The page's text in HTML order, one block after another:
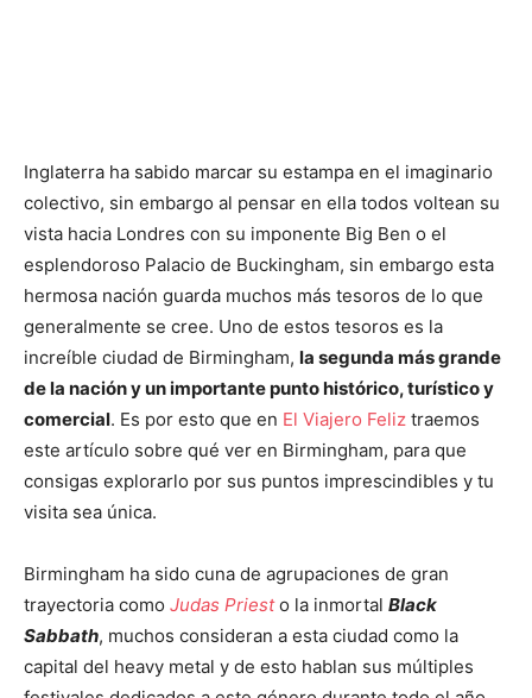
Inglaterra ha sabido marcar su estampa en el imaginario
colectivo, sin embargo al pensar en ella todos voltean su
vista hacia Londres con su imponente Big Ben o el
esplendoroso Palacio de Buckingham, sin embargo esta
hermosa nación guarda muchos más tesoros de lo que
generalmente se cree. Uno de estos tesoros es la
increíble ciudad de Birmingham, la segunda más grande
de la nación y un importante punto histórico, turístico y
comercial. Es por esto que en El Viajero Feliz traemos
este artículo sobre qué ver en Birmingham, para que
consigas explorarlo por sus puntos imprescindibles y tu
visita sea única.
Birmingham ha sido cuna de agrupaciones de gran
trayectoria como Judas Priesto la inmortal Black
Sabbath, muchos consideran a esta ciudad como la
capital del heavy metal y de esto hablan sus múltiples